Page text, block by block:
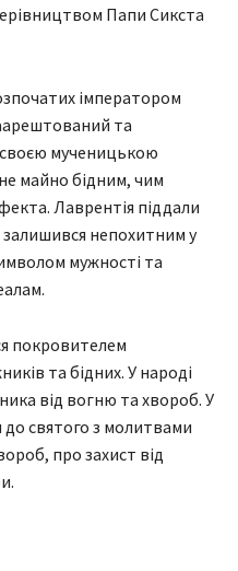
Папи Сикста
імператором
та
мученицькою
майно бідним, чим
Лаврентія піддали
непохитним у
мужності та
покровителем
та бідних. У народі
від вогню та хвороб. У
святого з молитвами
про захист від